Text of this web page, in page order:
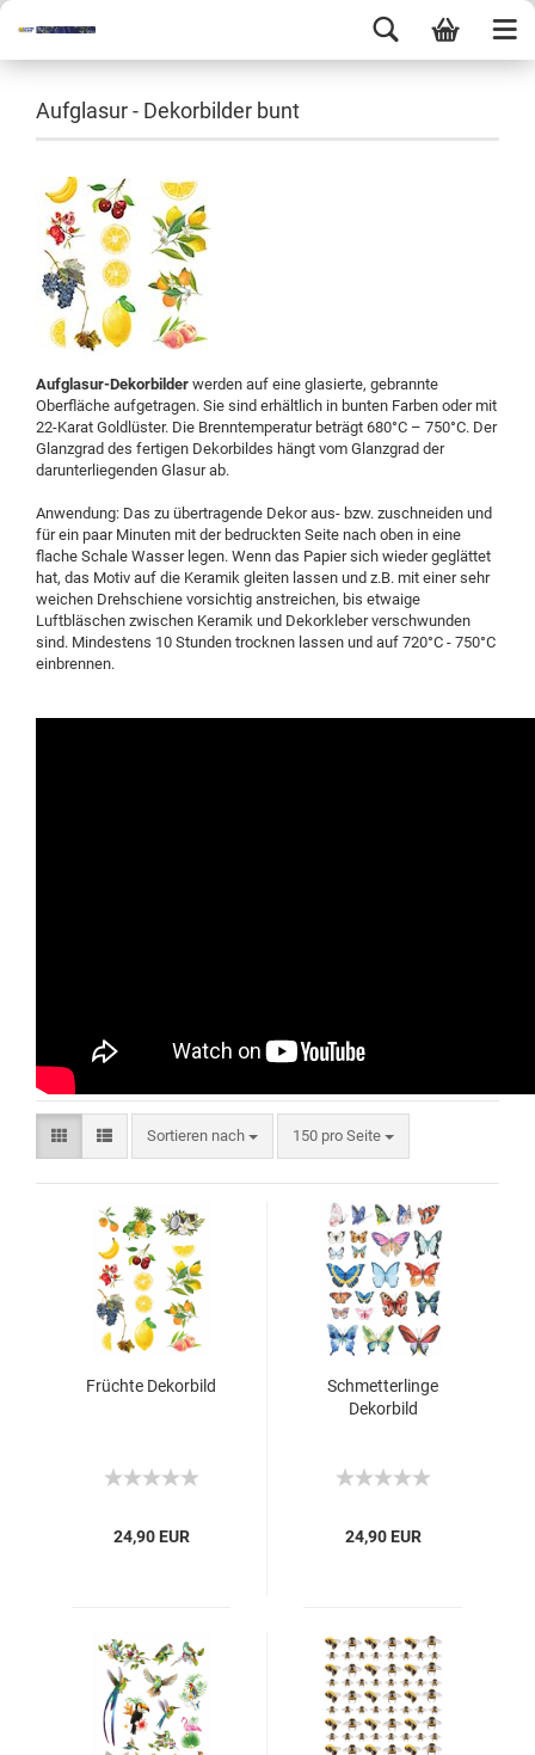
Aufglasur - Dekorbilder bunt
Aufglasur-Dekorbilder werden auf eine glasierte, gebrannte
Oberfläche aufgetragen. Sie sind erhältlich in bunten Farben oder mit
22-Karat Goldlüster. Die Brenntemperatur beträgt 680°C – 750°C. Der
Glanzgrad des fertigen Dekorbildes hängt vom Glanzgrad der
darunterliegenden Glasur ab.
Anwendung: Das zu übertragende Dekor aus- bzw. zuschneiden und
für ein paar Minuten mit der bedruckten Seite nach oben in eine
flache Schale Wasser legen. Wenn das Papier sich wieder geglättet
hat, das Motiv auf die Keramik gleiten lassen und z.B. mit einer sehr
weichen Drehschiene vorsichtig anstreichen, bis etwaige
Luftbläschen zwischen Keramik und Dekorkleber verschwunden
sind. Mindestens 10 Stunden trocknen lassen und auf 720°C - 750°C
einbrennen.
Sortieren nach 150 pro Seite
Früchte Dekorbild
24,90 EUR
Schmetterlinge
Dekorbild
24,90 EUR